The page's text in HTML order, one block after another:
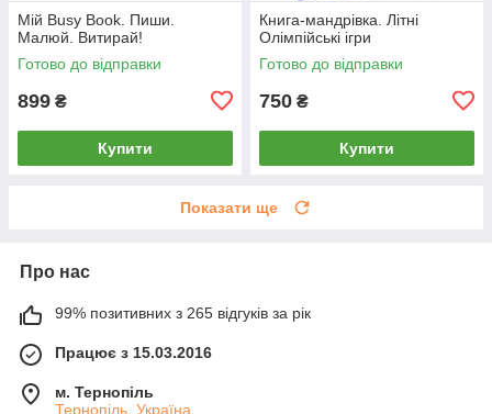
Мій Busy Book. Пиши.
Малюй. Витирай!
Готово до відправки
899 ₴
Купити
Книга-мандрівка. Літні
Олімпійські ігри
Готово до відправки
750 ₴
Купити
Показати ще
Про нас
99% позитивних з 265 відгуків за рік
Працює з 15.03.2016
м. Тернопіль
Тернопіль, Україна